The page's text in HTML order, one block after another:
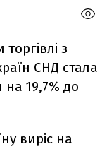
з
СНД стала
на 19,7% до
виріс на